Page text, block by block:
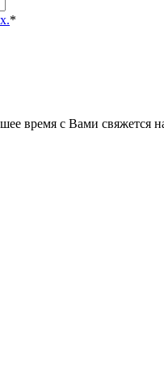
*
время с Вами свяжется